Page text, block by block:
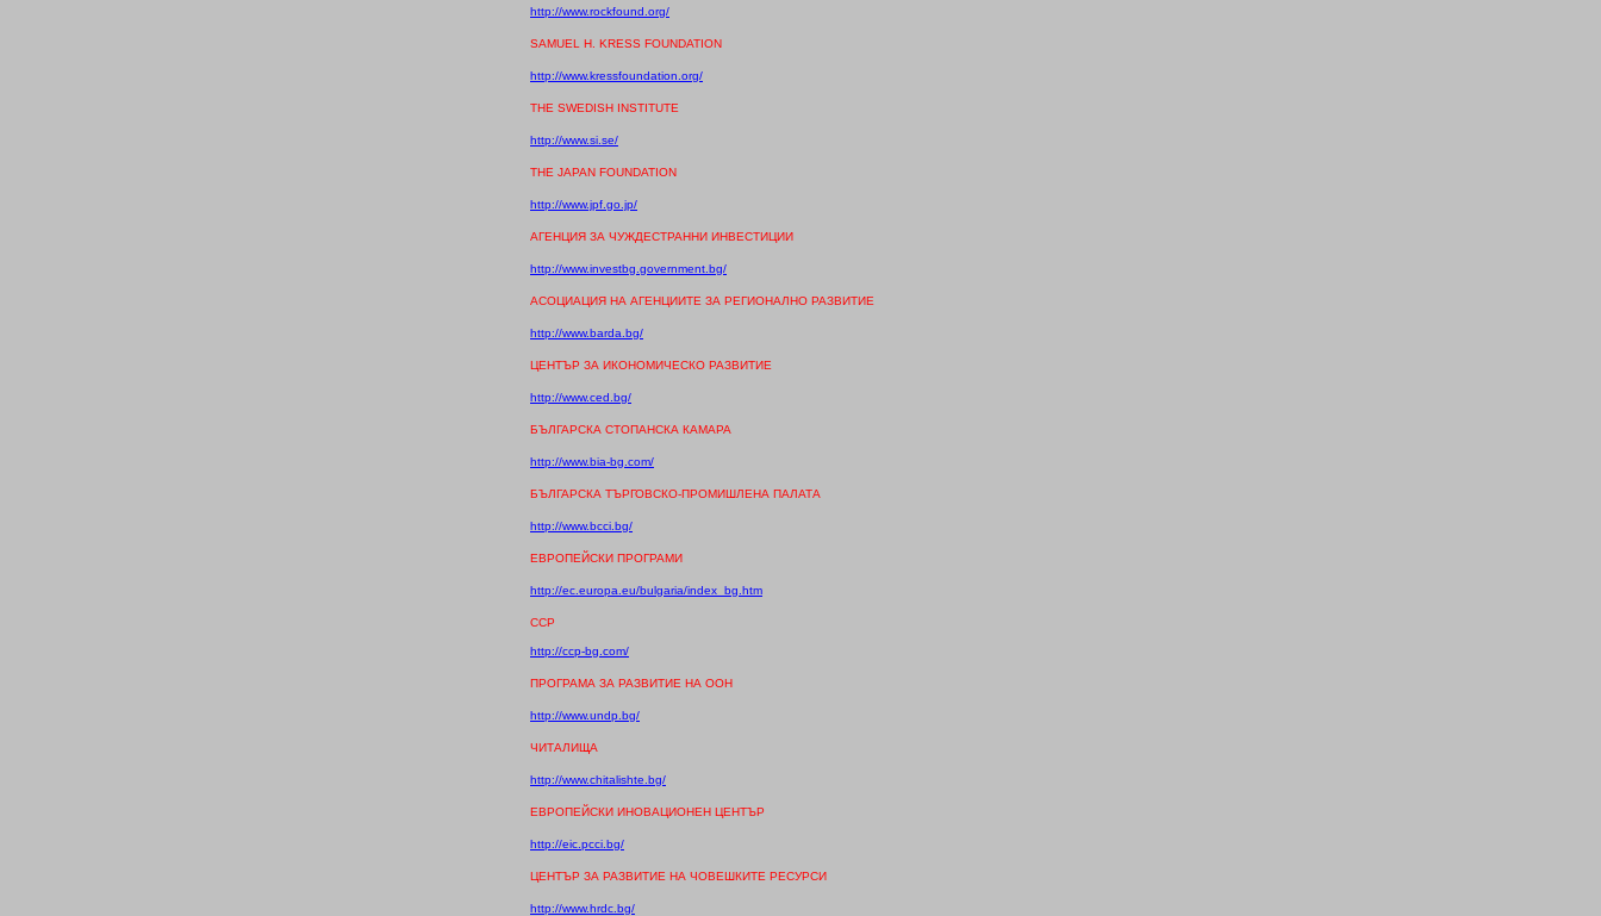
http://www.rockfound.org/
SAMUEL H. KRESS FOUNDATION
http://www.kressfoundation.org/
THE SWEDISH INSTITUTE
http://www.si.se/
THE JAPAN FOUNDATION
http://www.jpf.go.jp/
АГЕНЦИЯ ЗА ЧУЖДЕСТРАННИ ИНВЕСТИЦИИ
http://www.investbg.government.bg/
АСОЦИАЦИЯ НА АГЕНЦИИТЕ ЗА РЕГИОНАЛНО РАЗВИТИЕ
http://www.barda.bg/
ЦЕНТЪР ЗА ИКОНОМИЧЕСКО РАЗВИТИЕ
http://www.ced.bg/
БЪЛГАРСКА СТОПАНСКА КАМАРА
http://www.bia-bg.com/
БЪЛГАРСКА ТЪРГОВСКО-ПРОМИШЛЕНА ПАЛАТА
http://www.bcci.bg/
ЕВРОПЕЙСКИ ПРОГРАМИ
http://ec.europa.eu/bulgaria/index_bg.htm
CCP
http://ccp-bg.com/
ПРОГРАМА ЗА РАЗВИТИЕ НА ООН
http://www.undp.bg/
ЧИТАЛИЩА
http://www.chitalishte.bg/
ЕВРОПЕЙСКИ ИНОВАЦИОНЕН ЦЕНТЪР
http://eic.pcci.bg/
ЦЕНТЪР ЗА РАЗВИТИЕ НА ЧОВЕШКИТЕ РЕСУРСИ
http://www.hrdc.bg/